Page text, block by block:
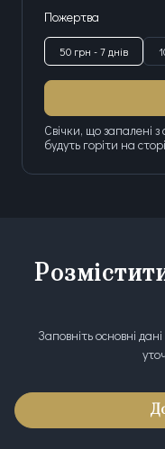
Пожертва
50 грн - 7 днів
Свічки, що запалені
будуть горіти на
Заповніть основні